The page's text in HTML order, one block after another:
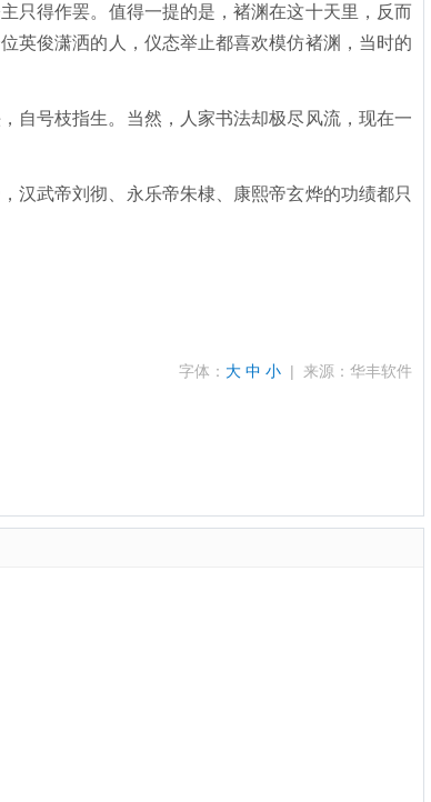
只得作罢。值得一提的是，褚渊在这十天里，反而
英俊潇洒的人，仪态举止都喜欢模仿褚渊，当时的
自号枝指生。当然，人家书法却极尽风流，现在一
汉武帝刘彻、永乐帝朱棣、康熙帝玄烨的功绩都只
字体： 大 中 小 | 来源：华丰软件